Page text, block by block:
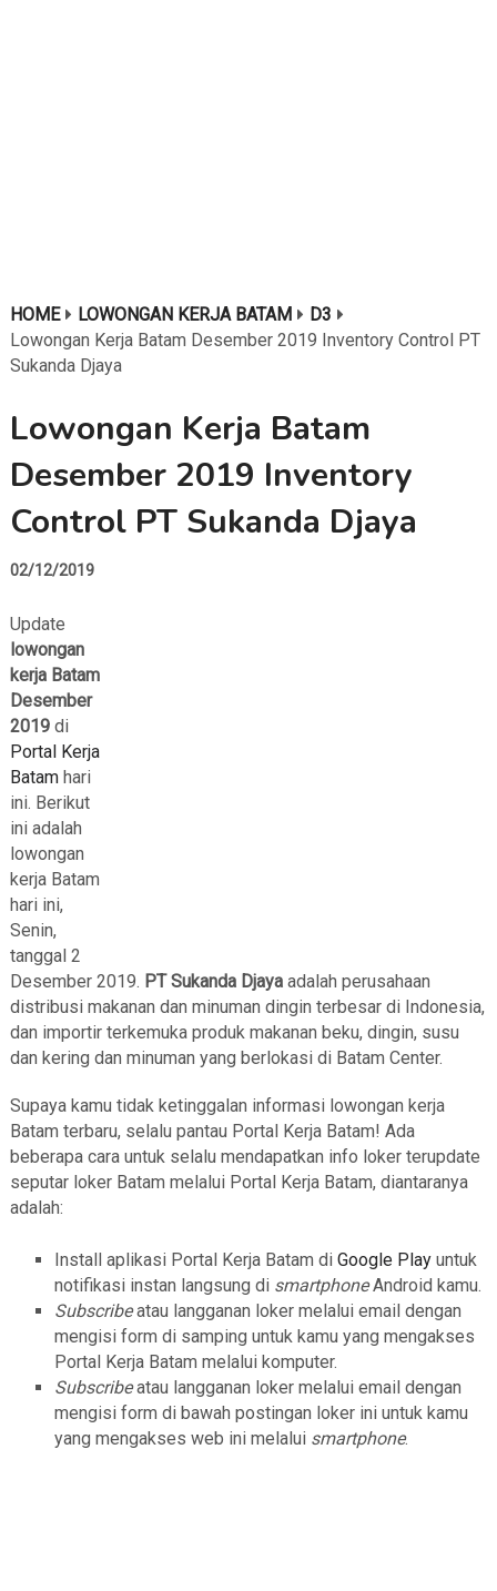
HOME LOWONGAN KERJA BATAM
D3
Lowongan Kerja Batam Desember 2019 Inventory Control PT
Sukanda Djaya
Lowongan Kerja Batam
Desember 2019 Inventory
Control PT Sukanda Djaya
02/12/2019
Update
lowongan
kerja Batam
Desember
2019 di
Portal Kerja
Batamhari
ini. Berikut
ini adalah
lowongan
kerja Batam
hari ini,
Senin,
tanggal 2
Desember 2019. PT Sukanda Djaya adalah perusahaan
distribusi makanan dan minuman dingin terbesar di Indonesia,
dan importir terkemuka produk makanan beku, dingin, susu
dan kering dan minuman yang berlokasi di Batam Center.
Supaya kamu tidak ketinggalan informasi lowongan kerja
Batam terbaru, selalu pantau Portal Kerja Batam! Ada
beberapa cara untuk selalu mendapatkan info loker terupdate
seputar loker Batam melalui Portal Kerja Batam, diantaranya
adalah:
Install aplikasi Portal Kerja Batam di Google Playuntuk
notifikasi instan langsung di smartphoneAndroid kamu.
Subscribeatau langganan loker melalui email dengan
mengisi form di samping untuk kamu yang mengakses
Portal Kerja Batam melalui komputer.
Subscribeatau langganan loker melalui email dengan
mengisi form di bawah postingan loker ini untuk kamu
yang mengakses web ini melalui smartphone.